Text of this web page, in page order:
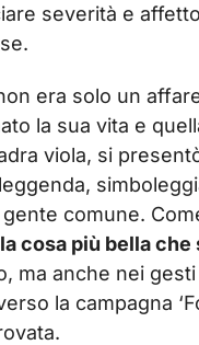
severità e
era solo un
la sua vita e
viola, si
comune.
cosa più bella che
ma anche nei
la campagna